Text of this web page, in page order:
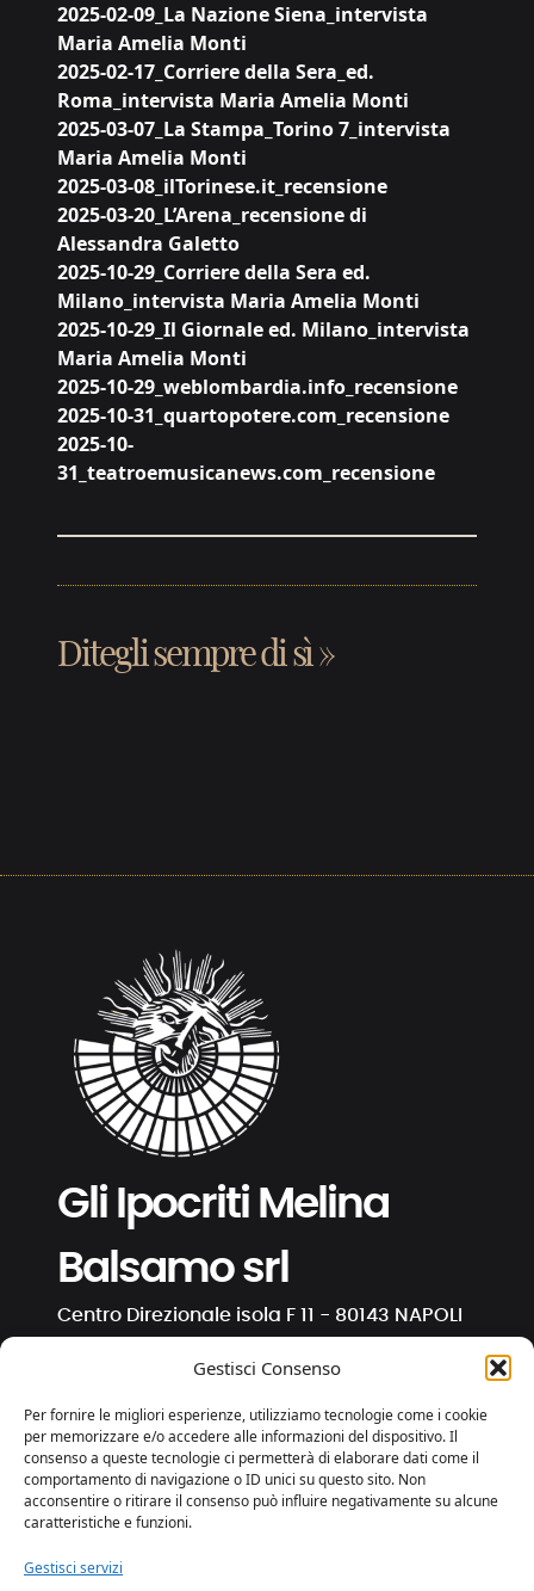
Gestisci Consenso
Per fornire le migliori esperienze, utilizziamo tecnologie come i cookie
per memorizzare e/o accedere alle informazioni del dispositivo. Il
consenso a queste tecnologie ci permetterà di elaborare dati come il
comportamento di navigazione o ID unici su questo sito. Non
acconsentire o ritirare il consenso può influire negativamente su alcune
caratteristiche e funzioni.
Gestisci servizi
2025-02-09_La Nazione Siena_intervista
Maria Amelia Monti
2025-02-17_Corriere della Sera_ed.
Roma_intervista Maria Amelia Monti
2025-03-07_La Stampa_Torino 7_intervista
Maria Amelia Monti
2025-03-08_ilTorinese.it_recensione
2025-03-20_L’Arena_recensione di
Alessandra Galetto
2025-10-29_Corriere della Sera ed.
Milano_intervista Maria Amelia Monti
2025-10-29_Il Giornale ed. Milano_intervista
Maria Amelia Monti
2025-10-29_weblombardia.info_recensione
2025-10-31_quartopotere.com_recensione
2025-10-
31_teatroemusicanews.com_recensione
Ditegli sempre di sì »
Gli Ipocriti Melina
Balsamo srl
Centro Direzionale isola F 11 - 80143 NAPOLI
gli.ipocriti@pcert.it
⋅ ⋅ ⋅
Privacy e Cookies